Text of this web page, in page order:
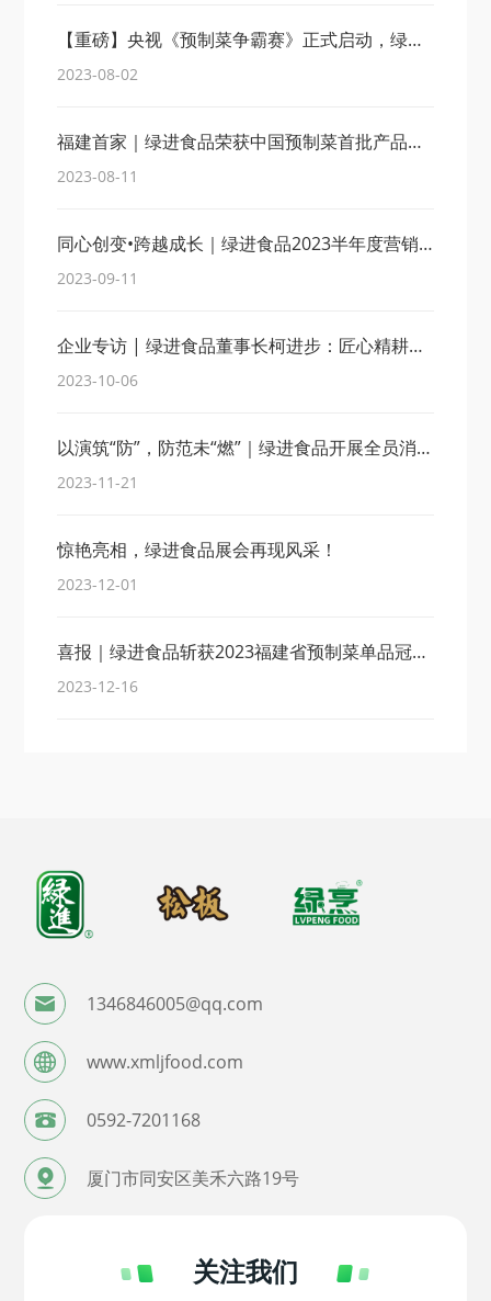
【重磅】央视《预制菜争霸赛》正式启动，绿进食品喜获2大荣誉！
2023-08-02
福建首家｜绿进食品荣获中国预制菜首批产品认证！
2023-08-11
同心创变•跨越成长｜绿进食品2023半年度营销复盘会完美收官！
2023-09-11
企业专访 | 绿进食品董事长柯进步：匠心精耕，打造酒店宴席菜领军企业品牌！
2023-10-06
以演筑“防”，防范未“燃”｜绿进食品开展全员消防演练活动
2023-11-21
惊艳亮相，绿进食品展会再现风采！
2023-12-01
喜报｜绿进食品斩获2023福建省预制菜单品冠军！
2023-12-16
1346846005@qq.com
www.xmljfood.com
0592-7201168
厦门市同安区美禾六路19号
关注我们